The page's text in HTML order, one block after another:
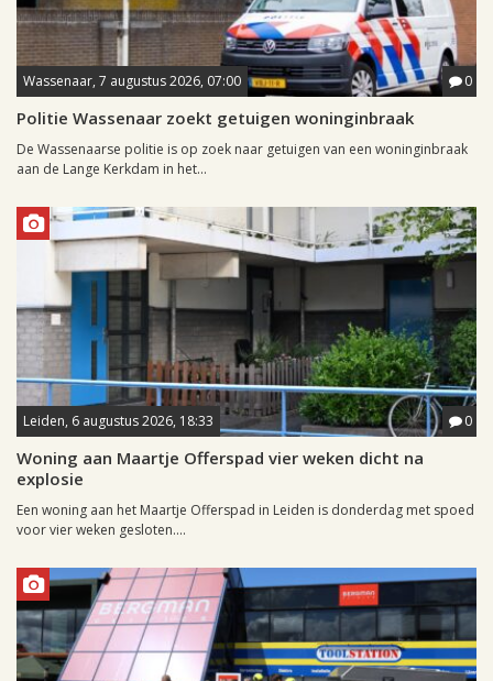
Wassenaar, 7 augustus 2026, 07:00 0
Politie Wassenaar zoekt getuigen woninginbraak
De Wassenaarse politie is op zoek naar getuigen van een woninginbraak
aan de Lange Kerkdam in het...
Leiden, 6 augustus 2026, 18:33 0
Woning aan Maartje Offerspad vier weken dicht na
explosie
Een woning aan het Maartje Offerspad in Leiden is donderdag met spoed
voor vier weken gesloten....